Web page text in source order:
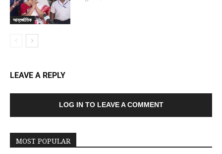
আন্তর্জাতিক
LEAVE A REPLY
LOG IN TO LEAVE A COMMENT
MOST POPULAR